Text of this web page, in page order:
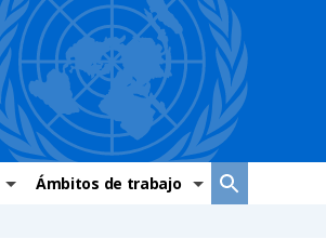
Ámbitos de trabajo